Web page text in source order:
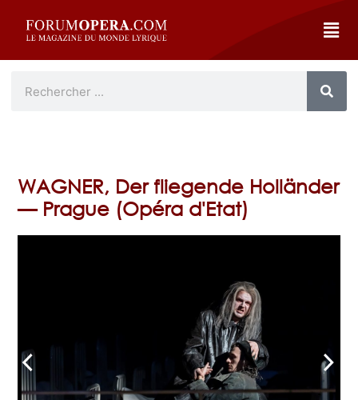
WAGNER, Der fliegende Holländer
— Prague (Opéra d'Etat)
arrow_back_ios arrow_forward_ios